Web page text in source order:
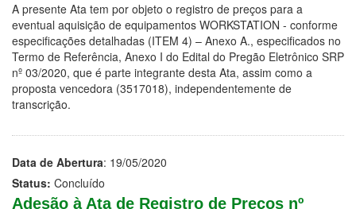
A presente Ata tem por objeto o registro de preços para a
eventual aquisição de equipamentos WORKSTATION - conforme
especificações detalhadas (ITEM 4) – Anexo A., especificados no
Termo de Referência, Anexo I do Edital do Pregão Eletrônico SRP
nº 03/2020, que é parte integrante desta Ata, assim como a
proposta vencedora (3517018), independentemente de
transcrição.
Data de Abertura: 19/05/2020
Status: Concluído
Adesão à Ata de Registro de Preços nº